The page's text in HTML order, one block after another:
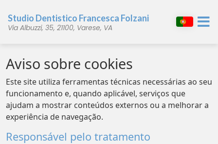
Studio Dentistico Francesca Folzani
Via Albuzzi, 35, 21100, Varese, VA
Aviso sobre cookies
Este site utiliza ferramentas técnicas necessárias ao seu
funcionamento e, quando aplicável, serviços que
ajudam a mostrar conteúdos externos ou a melhorar a
experiência de navegação.
Responsável pelo tratamento